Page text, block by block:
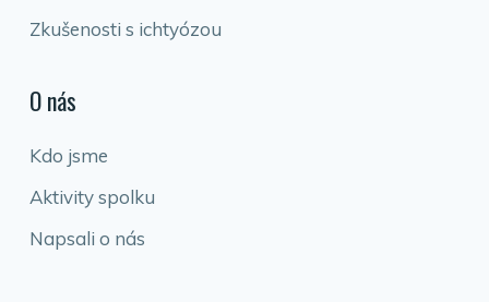
Zkušenosti s ichtyózou
O nás
Kdo jsme
Aktivity spolku
Napsali o nás